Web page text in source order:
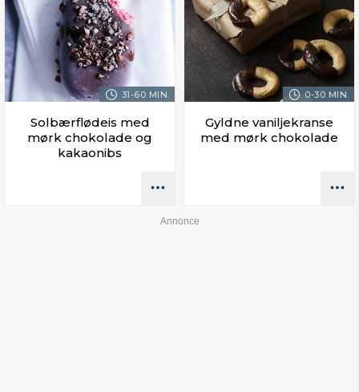
31-60 MIN.
Solbærflødeis med
mørk chokolade og
kakaonibs
0-30 MIN.
Gyldne vaniljekranse
med mørk chokolade